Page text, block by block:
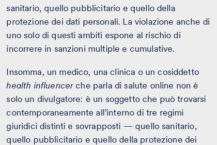
sanitario, quello pubblicitario e quello della
protezione dei dati personali. La violazione anche di
uno solo di questi ambiti espone al rischio di
incorrere in sanzioni multiple e cumulative.
Insomma, un medico, una clinica o un cosiddetto
health influencerche parla di salute online non è
solo un divulgatore: è un soggetto che può trovarsi
contemporaneamente all’interno di tre regimi
giuridici distinti e sovrapposti — quello sanitario,
quello pubblicitario e quello della protezione dei